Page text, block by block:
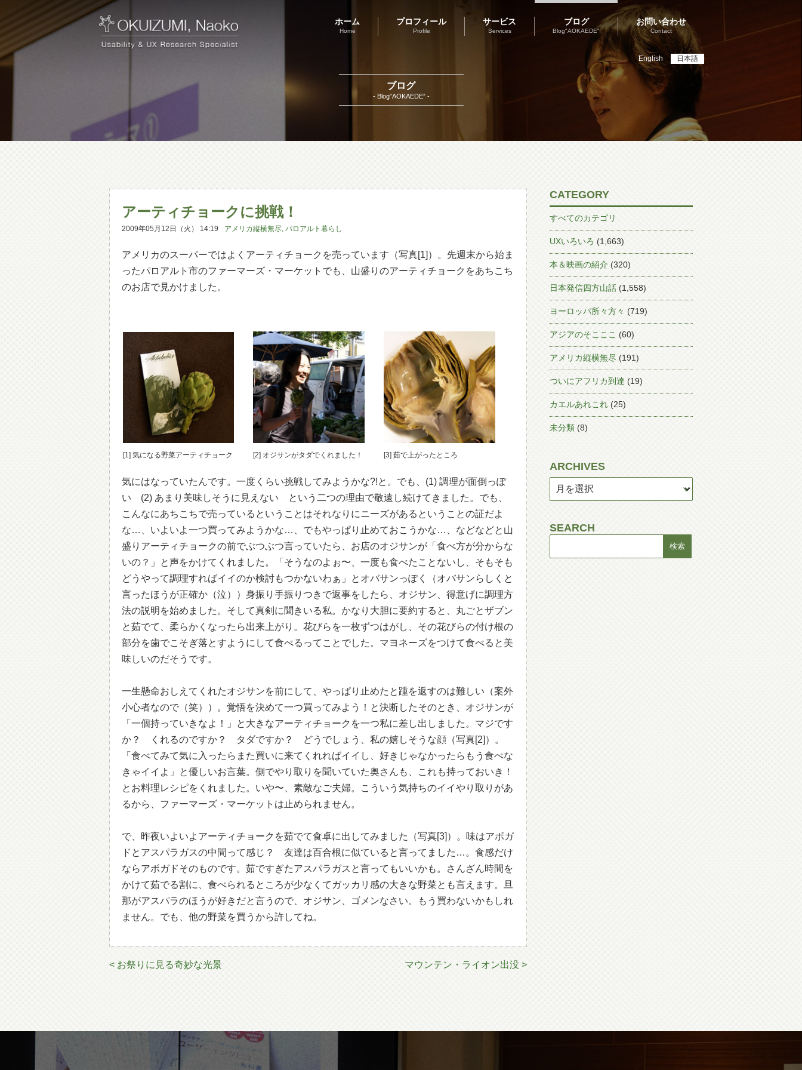
English 日本語
ホーム
Home
プロフィール
Profile
サービス
Services
ブログ
Blog"AOKAEDE"
お問い合わせ
Contact
ブログ
- Blog”AOKAEDE” -
アーティチョークに挑戦！
2009年05月12日（火） 14:19 アメリカ縦横無尽, パロアルト暮らし
アメリカのスーパーではよくアーティチョークを売っています（写真[1]）。先週末から始ま
ったパロアルト市のファーマーズ・マーケットでも、山盛りのアーティチョークをあちこち
のお店で見かけました。
[1] 気になる野菜アーティチョーク [2] オジサンがタダでくれました！ [3] 茹で上がったところ
気にはなっていたんです。一度くらい挑戦してみようかな?!と。でも、(1) 調理が面倒っぽ
い (2) あまり美味しそうに見えない という二つの理由で敬遠し続けてきました。でも、
こんなにあちこちで売っているということはそれなりにニーズがあるということの証だよ
な…、いよいよ一つ買ってみようかな…、でもやっぱり止めておこうかな…、などなどと山
盛りアーティチョークの前でぶつぶつ言っていたら、お店のオジサンが「食べ方が分からな
いの？」と声をかけてくれました。「そうなのよぉ〜、一度も食べたことないし、そもそも
どうやって調理すればイイのか検討もつかないわぁ」とオバサンっぽく（オバサンらしくと
言ったほうが正確か（泣））身振り手振りつきで返事をしたら、オジサン、得意げに調理方
法の説明を始めました。そして真剣に聞きいる私。かなり大胆に要約すると、丸ごとザブン
と茹でて、柔らかくなったら出来上がり。花びらを一枚ずつはがし、その花びらの付け根の
部分を歯でこそぎ落とすようにして食べるってことでした。マヨネーズをつけて食べると美
味しいのだそうです。
一生懸命おしえてくれたオジサンを前にして、やっぱり止めたと踵を返すのは難しい（案外
小心者なので（笑））。覚悟を決めて一つ買ってみよう！と決断したそのとき、オジサンが
「一個持っていきなよ！」と大きなアーティチョークを一つ私に差し出しました。マジです
か？ くれるのですか？ タダですか？ どうでしょう、私の嬉しそうな顔（写真[2]）。
「食べてみて気に入ったらまた買いに来てくれればイイし、好きじゃなかったらもう食べな
きゃイイよ」と優しいお言葉。側でやり取りを聞いていた奥さんも、これも持っておいき！
とお料理レシピをくれました。いや〜、素敵なご夫婦。こういう気持ちのイイやり取りがあ
るから、ファーマーズ・マーケットは止められません。
で、昨夜いよいよアーティチョークを茹でて食卓に出してみました（写真[3]）。味はアボガ
ドとアスパラガスの中間って感じ？ 友達は百合根に似ていると言ってました…。食感だけ
ならアボガドそのものです。茹ですぎたアスパラガスと言ってもいいかも。さんざん時間を
かけて茹でる割に、食べられるところが少なくてガッカリ感の大きな野菜とも言えます。旦
那がアスパラのほうが好きだと言うので、オジサン、ゴメンなさい。もう買わないかもしれ
ません。でも、他の野菜を買うから許してね。
< お祭りに見る奇妙な光景 マウンテン・ライオン出没 >
CATEGORY
すべてのカテゴリ
UXいろいろ (1,663)
本＆映画の紹介 (320)
日本発信四方山話 (1,558)
ヨーロッパ所々方々 (719)
アジアのそこここ (60)
アメリカ縦横無尽 (191)
ついにアフリカ到達 (19)
カエルあれこれ (25)
未分類 (8)
ARCHIVES
SEARCH